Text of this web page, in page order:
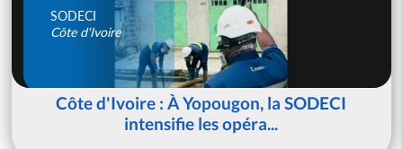
SODECI
Côte d'Ivoire
Côte d'Ivoire : À Yopougon, la SODECI
intensifie les opéra...